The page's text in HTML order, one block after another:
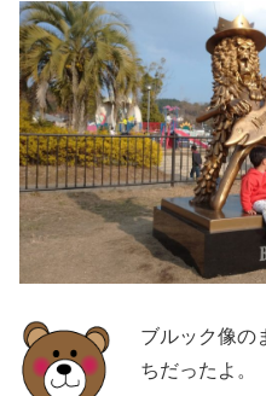
ブルック像の
ちだったよ。